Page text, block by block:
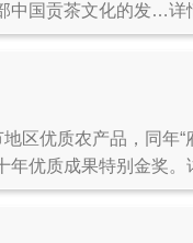
中国贡茶文化的发…详
区优质农产品，同年“
年优质成果特别金奖